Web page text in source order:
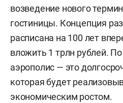
возведение нового
гостиницы. Концепция
расписана на 100 лет
вложить 1 трлн рублей.
аэрополис — это
которая будет
экономическим ростом.